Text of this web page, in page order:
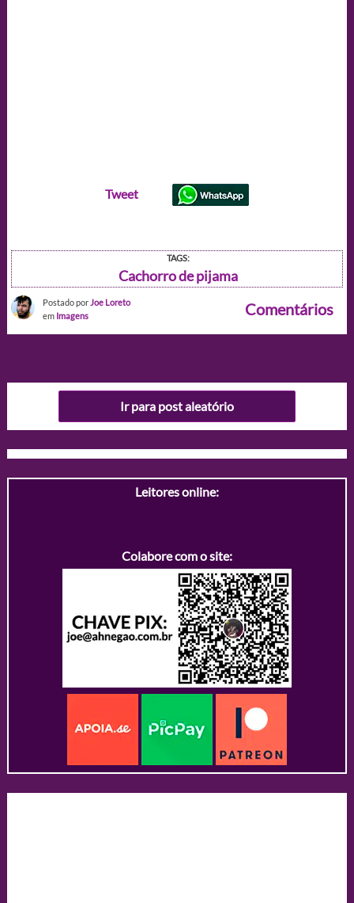
Tweet
TAGS:
Cachorro de pijama
Postado por Joe Loreto
em Imagens Comentários
Ir para post aleatório
Leitores online:
Colabore com o site: